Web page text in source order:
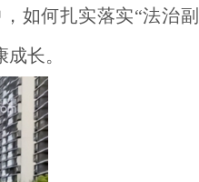
如何扎实落实“法治
长。